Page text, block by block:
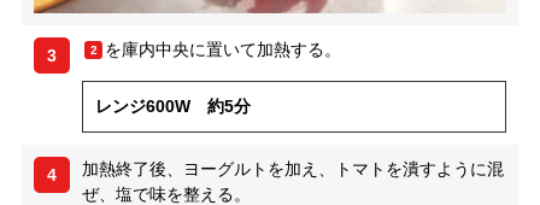
3 2 を庫内中央に置いて加熱する。
レンジ600W 約5分
4
加熱終了後、ヨーグルトを加え、トマトを潰すように混
ぜ、塩で味を整える。